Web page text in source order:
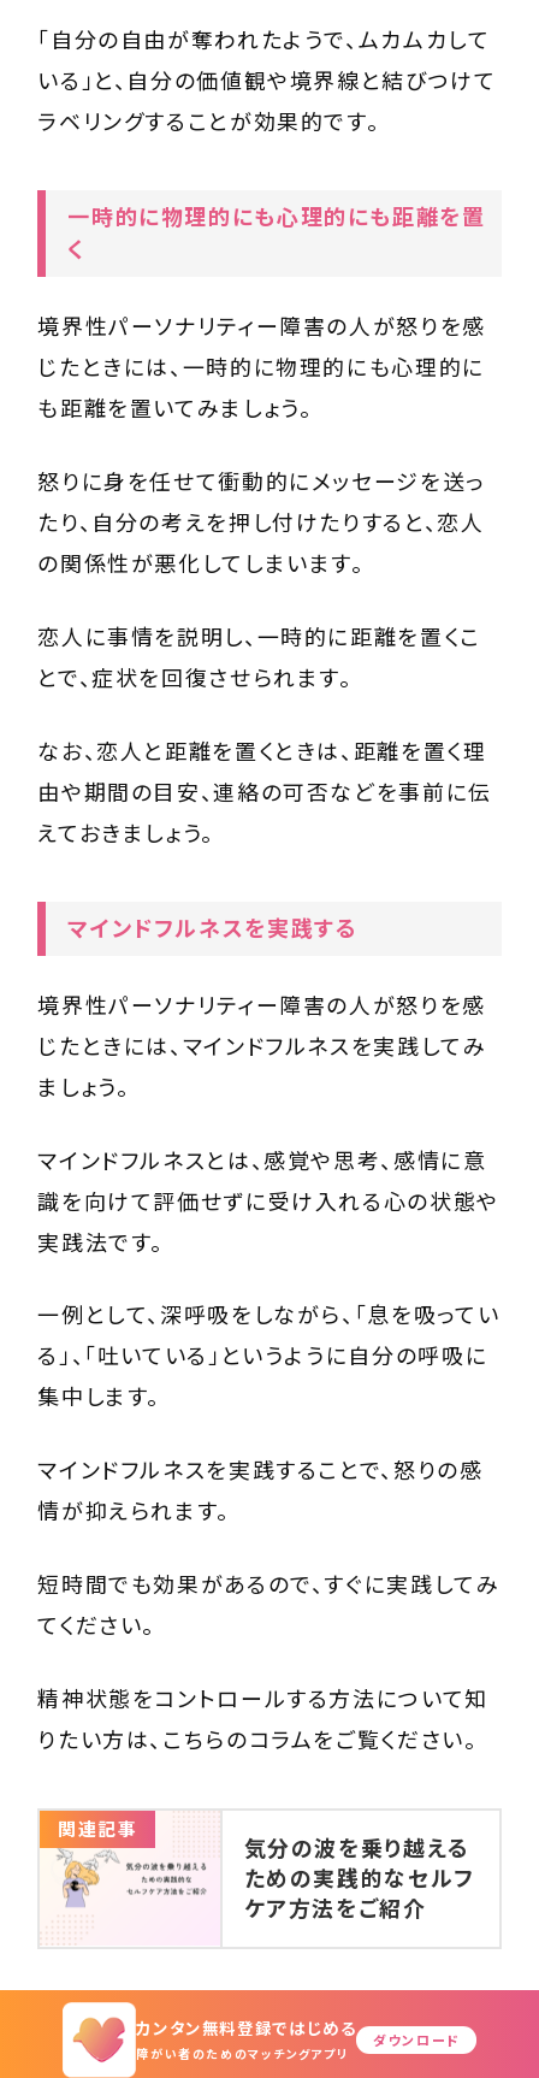
「自分の自由が奪われたようで、ムカムカして
いる」と、自分の価値観や境界線と結びつけて
ラベリングすることが効果的です。
一時的に物理的にも心理的にも距離を置
く
境界性パーソナリティー障害の人が怒りを感
じたときには、一時的に物理的にも心理的に
も距離を置いてみましょう。
怒りに身を任せて衝動的にメッセージを送っ
たり、自分の考えを押し付けたりすると、恋人
の関係性が悪化してしまいます。
恋人に事情を説明し、一時的に距離を置くこ
とで、症状を回復させられます。
なお、恋人と距離を置くときは、距離を置く理
由や期間の目安、連絡の可否などを事前に伝
えておきましょう。
マインドフルネスを実践する
境界性パーソナリティー障害の人が怒りを感
じたときには、マインドフルネスを実践してみ
ましょう。
マインドフルネスとは、感覚や思考、感情に意
識を向けて評価せずに受け入れる心の状態や
実践法です。
一例として、深呼吸をしながら、「息を吸ってい
る」、「吐いている」というように自分の呼吸に
集中します。
マインドフルネスを実践することで、怒りの感
情が抑えられます。
短時間でも効果があるので、すぐに実践してみ
てください。
精神状態をコントロールする方法について知
りたい方は、こちらのコラムをご覧ください。
関連記事
気分の波を乗り越える
ための実践的なセルフ
ケア方法をご紹介
境界性パーソナリティ障害に理
カンタン無料登録ではじめる
障がい者のためのマッチングアプリ
ダウンロード